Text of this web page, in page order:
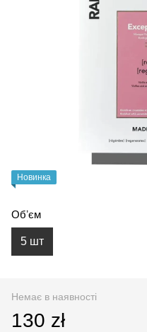
Новинка
Обʼєм
5 шт
Немає в наявності
130 zł